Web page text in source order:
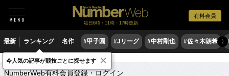
有料会員
毎日6時・11時・17時更新
最新 ランキング 名作 #甲子園 #Jリーグ #中村剛也 #佐々木朗希 〉
NumberWeb有料会員登録・ログイン
NumberWeb有料会員登録・ログイン
今人気の記事が競技ごとに探せます ×